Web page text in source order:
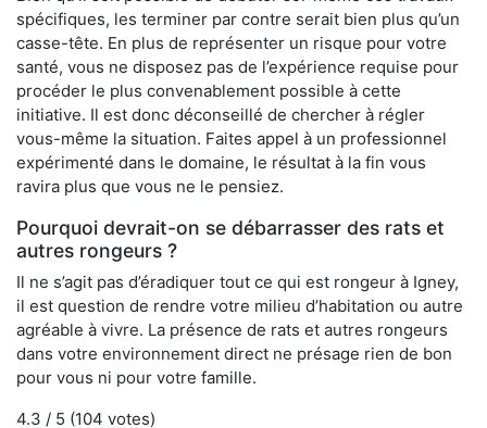
spécifiques, les terminer par contre serait bien plus qu’un
casse-tête. En plus de représenter un risque pour votre
santé, vous ne disposez pas de l’expérience requise pour
procéder le plus convenablement possible à cette
initiative. Il est donc déconseillé de chercher à régler
vous-même la situation. Faites appel à un professionnel
expérimenté dans le domaine, le résultat à la fin vous
ravira plus que vous ne le pensiez.
Pourquoi devrait-on se débarrasser des rats et
autres rongeurs ?
Il ne s’agit pas d’éradiquer tout ce qui est rongeur à Igney,
il est question de rendre votre milieu d’habitation ou autre
agréable à vivre. La présence de rats et autres rongeurs
dans votre environnement direct ne présage rien de bon
pour vous ni pour votre famille.
4.3 / 5 (104 votes)